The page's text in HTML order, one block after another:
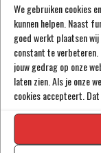
We gebruiken cookies
kunnen helpen. Naast
goed werkt plaatsen
constant te verbeteren.
jouw gedrag op onze
laten zien. Als je onze
cookies accepteert. Dat
This site uses
comment data is